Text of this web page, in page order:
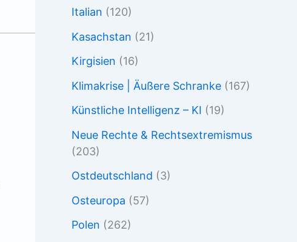
Italian (120)
Kasachstan (21)
Kirgisien (16)
Klimakrise | Äußere Schranke (167)
Künstliche Intelligenz – KI (19)
Neue Rechte & Rechtsextremismus
(203)
Ostdeutschland (3)
Osteuropa (57)
Polen (262)